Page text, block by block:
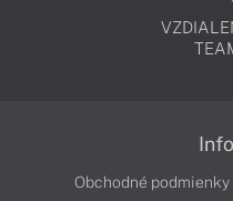
Obchodné podmienky